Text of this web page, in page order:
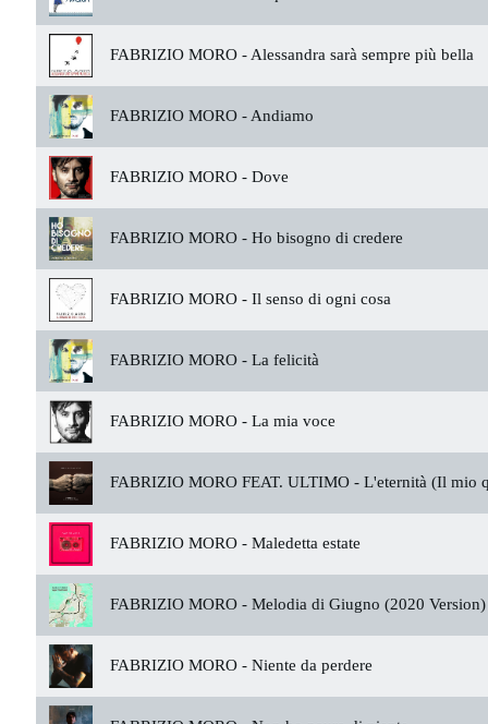
FABRIZIO MORO - Alessandra sarà sempre più bella
FABRIZIO MORO - Andiamo
FABRIZIO MORO - Dove
FABRIZIO MORO - Ho bisogno di credere
FABRIZIO MORO - Il senso di ogni cosa
FABRIZIO MORO - La felicità
FABRIZIO MORO - La mia voce
FABRIZIO MORO FEAT. ULTIMO - L'eternità (Il mio
FABRIZIO MORO - Maledetta estate
FABRIZIO MORO - Melodia di Giugno (2020 Version)
FABRIZIO MORO - Niente da perdere